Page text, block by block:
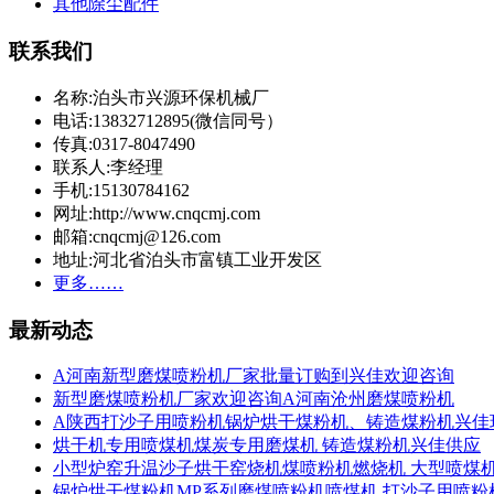
其他除尘配件
联系我们
名称:泊头市兴源环保机械厂
电话:13832712895(微信同号）
传真:0317-8047490
联系人:李经理
手机:15130784162
网址:http://www.cnqcmj.com
邮箱:cnqcmj@126.com
地址:河北省泊头市富镇工业开发区
更多……
最新动态
A河南新型磨煤喷粉机厂家批量订购到兴佳欢迎咨询
新型磨煤喷粉机厂家欢迎咨询A河南沧州磨煤喷粉机
A陕西打沙子用喷粉机锅炉烘干煤粉机、铸造煤粉机兴佳
烘干机专用喷煤机煤炭专用磨煤机 铸造煤粉机兴佳供应
小型炉窑升温沙子烘干窑烧机煤喷粉机燃烧机 大型喷煤